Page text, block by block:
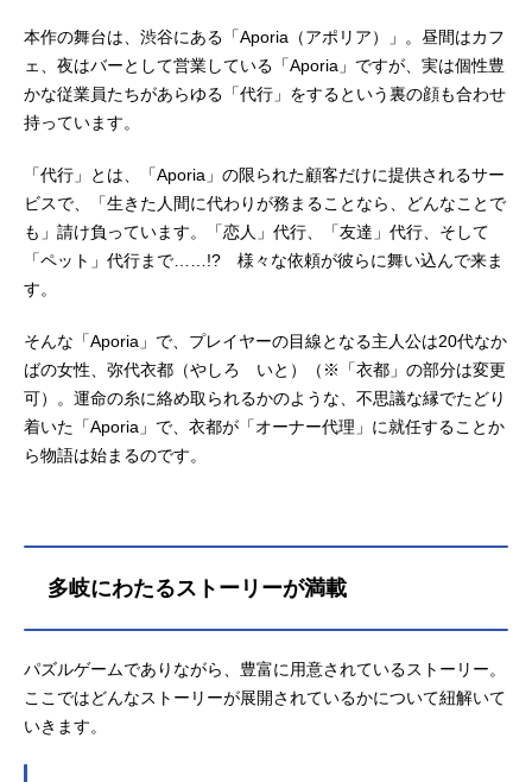
本作の舞台は、渋谷にある「Aporia（アポリア）」。昼間はカフ
ェ、夜はバーとして営業している「Aporia」ですが、実は個性豊
かな従業員たちがあらゆる「代行」をするという裏の顔も合わせ
持っています。
「代行」とは、「Aporia」の限られた顧客だけに提供されるサー
ビスで、「生きた人間に代わりが務まることなら、どんなことで
も」請け負っています。「恋人」代行、「友達」代行、そして
「ペット」代行まで……!? 様々な依頼が彼らに舞い込んで来ま
す。
そんな「Aporia」で、プレイヤーの目線となる主人公は20代なか
ばの女性、弥代衣都（やしろ いと）（※「衣都」の部分は変更
可）。運命の糸に絡め取られるかのような、不思議な縁でたどり
着いた「Aporia」で、衣都が「オーナー代理」に就任することか
ら物語は始まるのです。
多岐にわたるストーリーが満載
パズルゲームでありながら、豊富に用意されているストーリー。
ここではどんなストーリーが展開されているかについて紐解いて
いきます。